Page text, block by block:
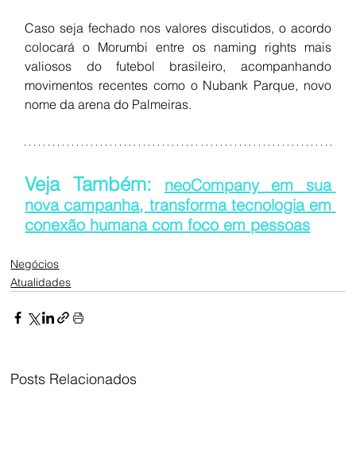
Caso seja fechado nos valores discutidos, o acordo
colocará o Morumbi entre os naming rights mais
valiosos do futebol brasileiro, acompanhando
movimentos recentes como o Nubank Parque, novo
nome da arena do Palmeiras.
Veja Também:
neoCompany em sua
nova campanha, transforma tecnologia em
conexão humana com foco em pessoas
Negócios
Atualidades
Posts Relacionados